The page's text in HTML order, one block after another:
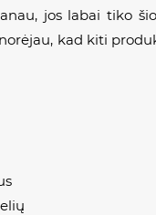
jos labai tiko
kad kiti